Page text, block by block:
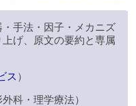
手法・因子・メカニズ
げ、原文の要約と専属
ス ）
科・理学療法）